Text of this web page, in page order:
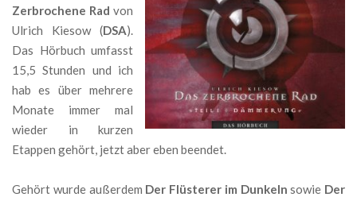
Zerbrochene Rad von
Ulrich Kiesow (DSA).
Das Hörbuch umfasst
15,5 Stunden und ich
hab es über mehrere
Monate immer mal
wieder in kurzen
Etappen gehört, jetzt aber eben beendet.
Gehört wurde außerdem Der Flüsterer im Dunkeln sowie Der